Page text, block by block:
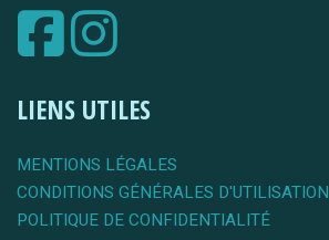
LIENS UTILES
MENTIONS LÉGALES
CONDITIONS GÉNÉRALES D'UTILISATION
POLITIQUE DE CONFIDENTIALITÉ